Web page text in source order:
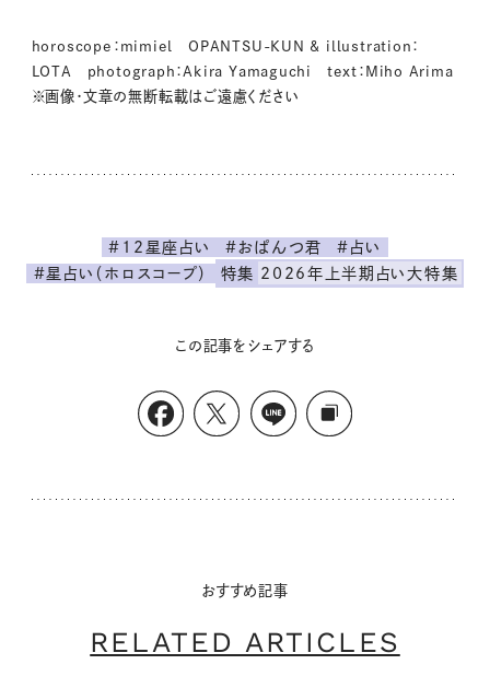
horoscope：mimiel OPANTSU-KUN & illustration：
LOTA photograph：Akira Yamaguchi text：Miho Arima
※画像・文章の無断転載はご遠慮ください
#12星座占い #おぱんつ君
#占い
#星占い（ホロスコープ）
特集 2026年上半期占い大特集
この記事をシェアする
おすすめ記事
RELATED ARTICLES